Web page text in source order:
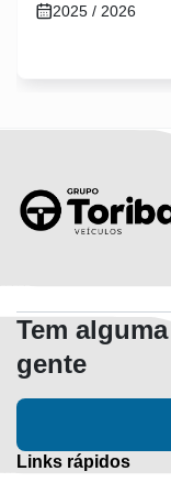
2025 / 2026
Tem
gente
Links rápidos